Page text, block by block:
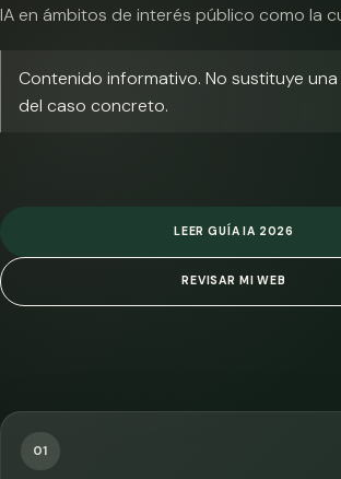
IA en ámbitos de interés público como la
Contenido informativo. No sustituye una
del caso concreto.
LEER GUÍA IA 2026
REVISAR MI WEB
01